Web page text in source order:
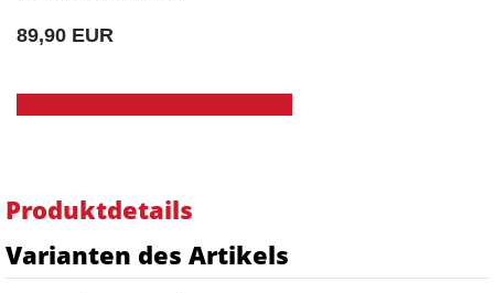
89,90 EUR
Produktdetails
Varianten des Artikels